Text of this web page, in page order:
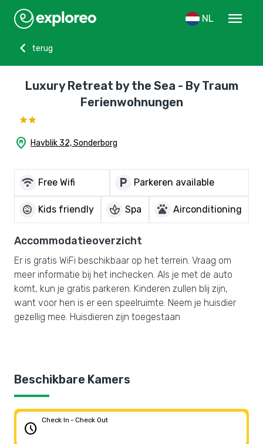
NL
menu
chevron_left
terug
Luxury Retreat by the Sea - By Traum
Ferienwohnungen
home_pin Havblik 32, Sonderborg
wifi Free Wifi local_parking Parkeren available
child_care Kids friendly spa Spa pets Airconditioning
Accommodatieoverzicht
Er is gratis WiFi beschikbaar op het terrein. Vraag om
meer informatie bij het inchecken. Als je met de auto
komt, kun je gratis parkeren. Kinderen zullen blij zijn,
want voor hen is er een speelruimte. Neem je huisdier
gezellig mee. Huisdieren zijn toegestaan
Beschikbare Kamers
schedule
Check In - Check Out